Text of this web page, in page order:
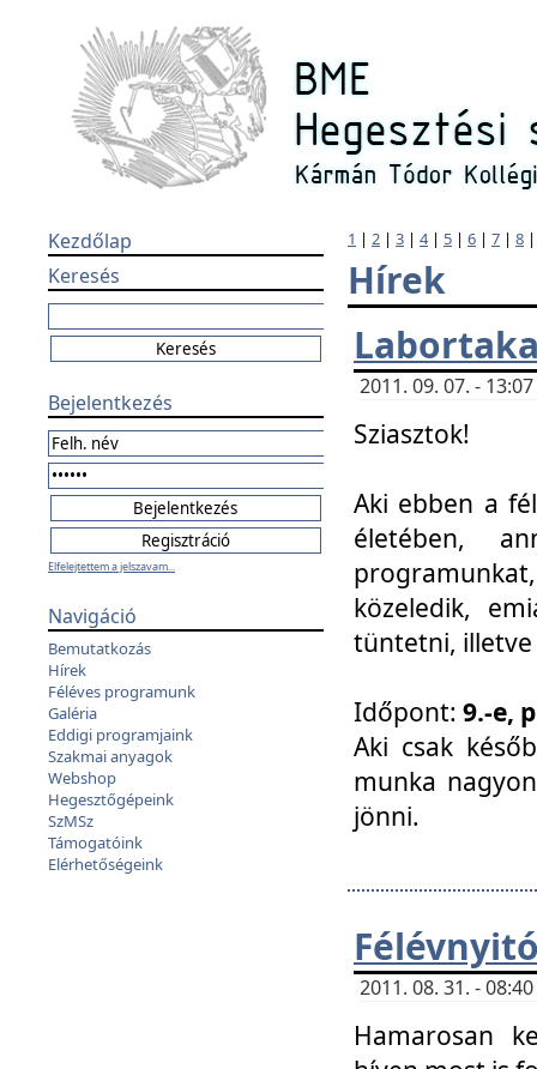
Kezdőlap
Keresés
Bejelentkezés
Elfelejtettem a jelszavam...
Navigáció
Bemutatkozás
Hírek
Féléves programunk
Galéria
Eddigi programjaink
Szakmai anyagok
Webshop
Hegesztőgépeink
SzMSz
Támogatóink
Elérhetőségeink
1 | 2 | 3 | 4| 5 | 6 | 7 | 8
Hírek
2011. 09. 07. -
Sziasztok!
Aki ebben a
életében,
közeledik,
tüntetni, illetve
Időpont: 9.-e,
Aki csak
munka
jönni.
2011. 08. 31. -
Hamarosan